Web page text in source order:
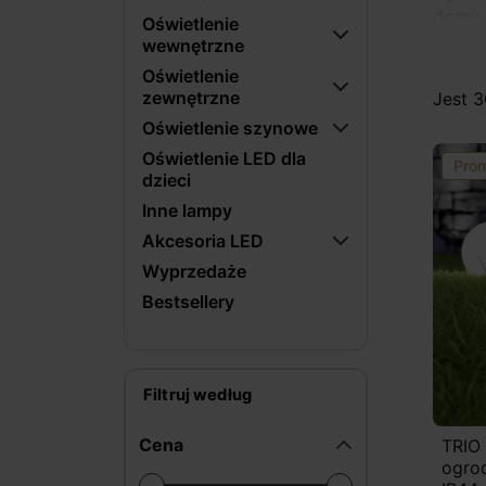
Oświetlenie
wewnętrzne
Oświetlenie
zewnętrzne
Oświetlenie szynowe
Oświetlenie LED dla
dzieci
Inne lampy
Akcesoria LED
Wyprzedaże
Bestsellery
Filtruj według
Cena
W
Jest